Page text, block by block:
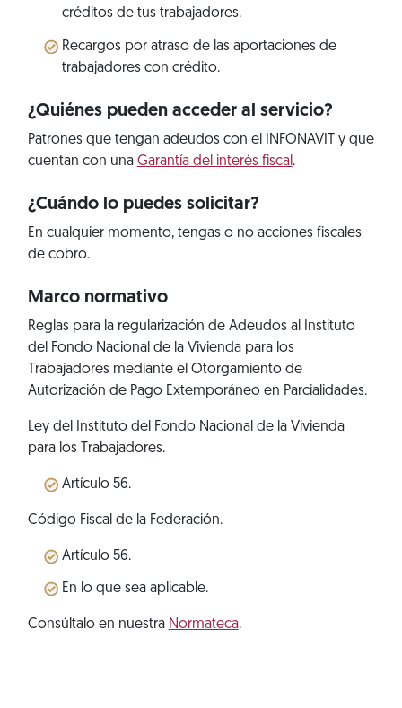
créditos de tus trabajadores.
Recargos por atraso de las aportaciones de
trabajadores con crédito.
¿Quiénes pueden acceder al servicio?
Patrones que tengan adeudos con el INFONAVIT y que
cuentan con una Garantía del interés fiscal .
¿Cuándo lo puedes solicitar?
En cualquier momento, tengas o no acciones fiscales
de cobro.
Marco normativo
Reglas para la regularización de Adeudos al Instituto
del Fondo Nacional de la Vivienda para los
Trabajadores mediante el Otorgamiento de
Autorización de Pago Extemporáneo en Parcialidades.
Ley del Instituto del Fondo Nacional de la Vivienda
para los Trabajadores.
Artículo 56.
Código Fiscal de la Federación.
Artículo 56.
En lo que sea aplicable.
Consúltalo en nuestra Normateca.